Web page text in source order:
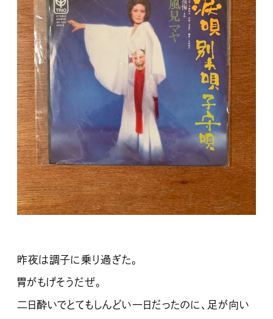
昨夜は調子に乗り過ぎた。
胃がもげそうだぜ。
二日酔いでとてもしんどい一日だったのに、足が向い